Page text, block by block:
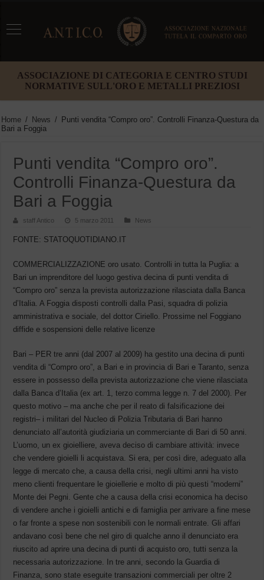
ASSOCIAZIONE DI CATEGORIA E CENTRO STUDI
NORMATIVE SULL'ORO E METALLI PREZIOSI
Home / News / Punti vendita “Compro oro”. Controlli Finanza-Questura da
Bari a Foggia
Punti vendita “Compro oro”.
Controlli Finanza-Questura da
Bari a Foggia
staff Antico 5 marzo 2011 News
FONTE: STATOQUOTIDIANO.IT
COMMERCIALIZZAZIONE oro usato. Controlli in tutta la Puglia: a
Bari un imprenditore del luogo gestiva decina di punti vendita di
“Compro oro” senza la prevista autorizzazione rilasciata dalla Banca
d’Italia. A Foggia disposti controlli dalla Pasi, squadra di polizia
amministrativa e sociale, del dottor Ciriello. Prossime nel Foggiano
diffide e sospensioni delle relative licenze
Bari – PER tre anni (dal 2007 al 2009) ha gestito una decina di punti
vendita di “Compro oro”, a Bari e in provincia di Bari e Taranto, senza
essere in possesso della prevista autorizzazione che viene rilasciata
dalla Banca d’Italia (ex art. 1, terzo comma legge n. 7 del 2000). Per
questo motivo – ma anche che per il reato di falsificazione dei
registri– i militari del Nucleo di Polizia Tributaria di Bari hanno
denunciato all’autorità giudiziaria un commerciante di Bari di 50 anni.
L’uomo, un ex gioielliere, aveva deciso di cambiare attività: invece
che vendere gioielli li acquistava. Si era, per così dire, adeguato alla
legge di mercato che, a causa della crisi, negli ultimi anni ha visto
meno clienti frequentare le gioiellerie e molto di più questi “moderni”
Monte dei Pegni. Gente che a causa della crisi economica ha deciso
di vendere anche i gioielli antichi e di famiglia per arrivare a fine mese
o far fronte a spese non sostenibili con le normali entrate. Gli affari
andavano così bene che nel giro di qualche anno il denunciato era
riuscito ad aprire una decina di punti di acquisto oro, tutti senza la
necessaria autorizzazione. In tre anni, secondo la Guardia di
Finanza, sono state eseguite transazioni commerciali per oltre 2